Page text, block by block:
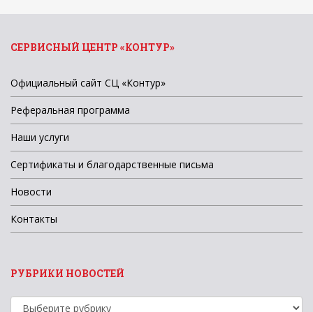
СЕРВИСНЫЙ ЦЕНТР «КОНТУР»
Официальный сайт СЦ «Контур»
Реферальная программа
Наши услуги
Сертификаты и благодарственные письма
Новости
Контакты
РУБРИКИ НОВОСТЕЙ
Рубрики